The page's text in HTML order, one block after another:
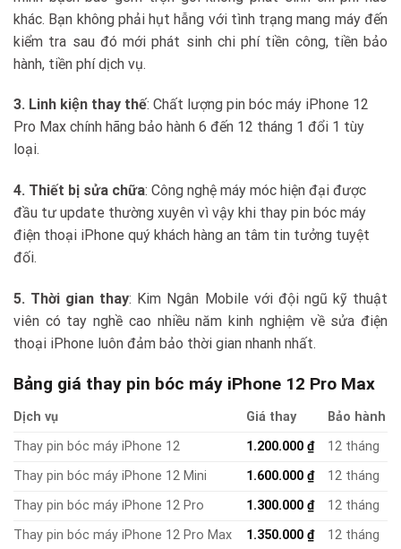
khác. Bạn không phải hụt hẫng với tình trạng mang máy đến
kiểm tra sau đó mới phát sinh chi phí tiền công, tiền bảo
hành, tiền phí dịch vụ.
3. Linh kiện thay thế: Chất lượng pin bóc máy iPhone 12
Pro Max chính hãng bảo hành 6 đến 12 tháng 1 đổi 1 tùy
loại.
4. Thiết bị sửa chữa: Công nghệ máy móc hiện đại được
đầu tư update thường xuyên vì vậy khi thay pin bóc máy
điện thoại iPhone quý khách hàng an tâm tin tưởng tuyệt
đối.
5. Thời gian thay: Kim Ngân Mobile với đội ngũ kỹ thuật
viên có tay nghề cao nhiều năm kinh nghiệm về sửa điện
thoại iPhone luôn đảm bảo thời gian nhanh nhất.
Bảng giá thay pin bóc máy iPhone 12 Pro Max
Dịch vụ Giá thay
Bảo hành
Thay pin bóc máy iPhone 12
1.200.000₫
12 tháng
Thay pin bóc máy iPhone 12 Mini
1.600.000₫
12 tháng
Thay pin bóc máy iPhone 12 Pro
1.300.000₫
12 tháng
Thay pin bóc máy iPhone 12 Pro Max
1.350.000₫ 12 tháng